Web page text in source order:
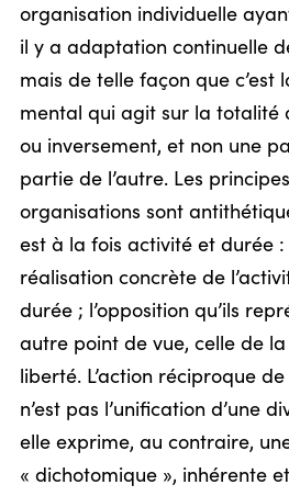
organisation individuelle
il y a adaptation continuelle
mais de telle façon que c’est
mental qui agit sur la totalité
ou inversement, et non une
partie de l’autre. Les
organisations sont
est à la fois activité et durée
réalisation concrète de
durée ; l’opposition qu’ils
autre point de vue, celle de
liberté. L’action réciproque
n’est pas l’unification d’une
elle exprime, au contraire,
« dichotomique », inhérente